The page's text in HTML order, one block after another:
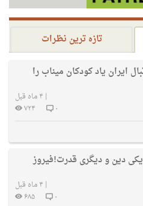
تازه ترین نظرات
ایران یاد کودکان میناب را
| ۴ ماه قبل
۰
۷۲۴
دین و دیگری قدرت!فیروز
| ۴ ماه قبل
۰
۶۸۵